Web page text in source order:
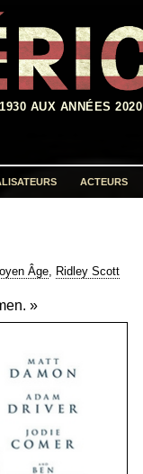
AUX ANNÉES 2020
ACTEURS
Âge, Ridley Scott
»